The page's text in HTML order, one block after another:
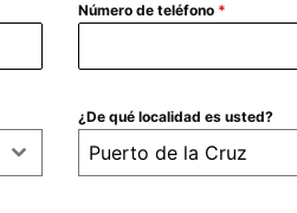
Número de teléfono *
¿De qué localidad es usted?
Puerto de la Cruz